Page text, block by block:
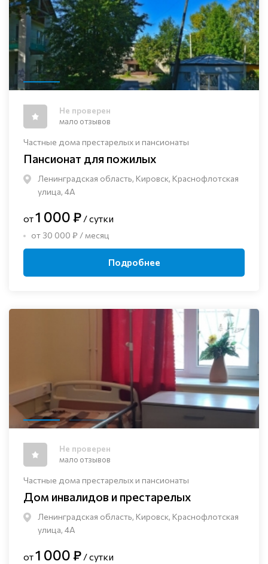
Частные дома престарелых и пансионаты
Пансионат для пожилых
Ленинградская область, Кировск, Краснофлотская
улица, 4А
Не проверен
мало отзывов
от1 000 ₽ / сутки
от 30 000 ₽ / месяц
Подробнее
Частные дома престарелых и пансионаты
Дом инвалидов и престарелых
Ленинградская область, Кировск, Краснофлотская
улица, 4А
Не проверен
мало отзывов
от1 000 ₽ / сутки